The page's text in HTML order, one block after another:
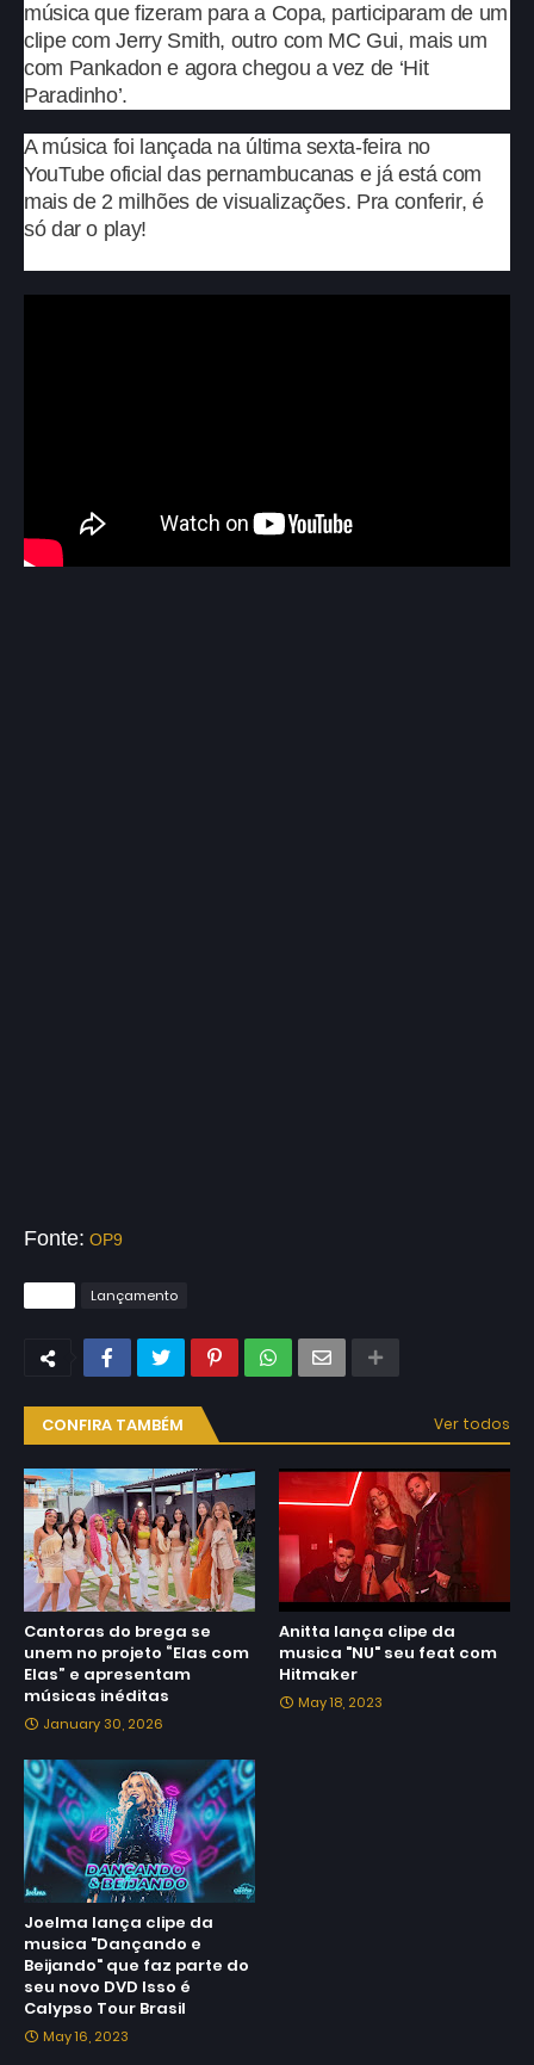
música que fizeram para a Copa, participaram de um
clipe com Jerry Smith, outro com MC Gui, mais um
com Pankadon e agora chegou a vez de ‘Hit
Paradinho’.
A música foi lançada na última sexta-feira no
YouTube oficial das pernambucanas e já está com
mais de 2 milhões de visualizações. Pra conferir, é
só dar o play!
Fonte: OP9
Lançamento
CONFIRA TAMBÉM Ver todos
Cantoras do brega se
unem no projeto “Elas com
Elas” e apresentam
músicas inéditas
January 30, 2026
Anitta lança clipe da
musica "NU" seu feat com
Hitmaker
May 18, 2023
Joelma lança clipe da
musica "Dançando e
Beijando" que faz parte do
seu novo DVD Isso é
Calypso Tour Brasil
May 16, 2023